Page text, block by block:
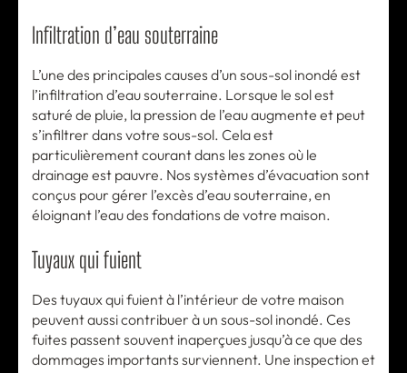
Infiltration d’eau souterraine
L’une des principales causes d’un sous-sol inondé est
l’infiltration d’eau souterraine. Lorsque le sol est
saturé de pluie, la pression de l’eau augmente et peut
s’infiltrer dans votre sous-sol. Cela est
particulièrement courant dans les zones où le
drainage est pauvre. Nos systèmes d’évacuation sont
conçus pour gérer l’excès d’eau souterraine, en
éloignant l’eau des fondations de votre maison.
Tuyaux qui fuient
Des tuyaux qui fuient à l’intérieur de votre maison
peuvent aussi contribuer à un sous-sol inondé. Ces
fuites passent souvent inaperçues jusqu’à ce que des
dommages importants surviennent. Une inspection et